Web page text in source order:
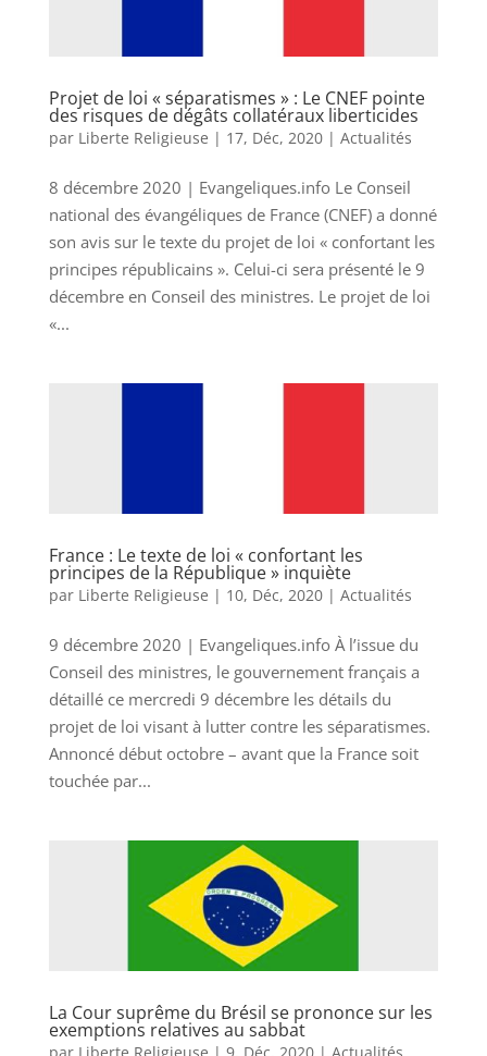
Projet de loi « séparatismes » : Le CNEF pointe
des risques de dégâts collatéraux liberticides
par Liberte Religieuse | 17, Déc, 2020| Actualités
8 décembre 2020 | Evangeliques.info Le Conseil
national des évangéliques de France (CNEF) a donné
son avis sur le texte du projet de loi « confortant les
principes républicains ». Celui-ci sera présenté le 9
décembre en Conseil des ministres. Le projet de loi
«...
France : Le texte de loi « confortant les
principes de la République » inquiète
par Liberte Religieuse | 10, Déc, 2020| Actualités
9 décembre 2020 | Evangeliques.info À l’issue du
Conseil des ministres, le gouvernement français a
détaillé ce mercredi 9 décembre les détails du
projet de loi visant à lutter contre les séparatismes.
Annoncé début octobre – avant que la France soit
touchée par...
La Cour suprême du Brésil se prononce sur les
exemptions relatives au sabbat